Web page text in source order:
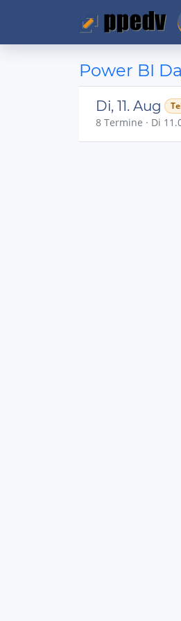
Power BI
Di, 11. Aug
8 Termine · Di